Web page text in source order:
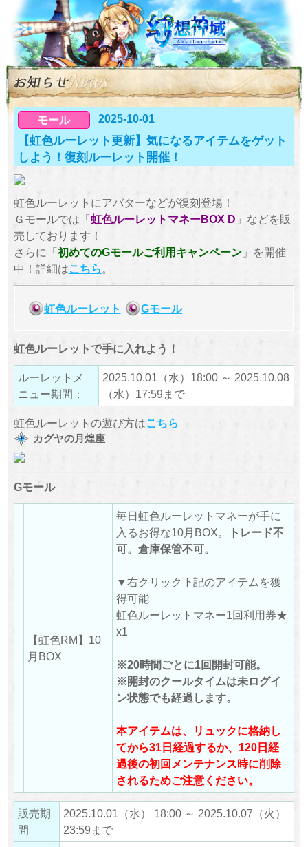
モール 2025-10-01
【虹色ルーレット更新】気になるアイテムをゲット
しよう！復刻ルーレット開催！
虹色ルーレットにアバターなどが復刻登場！
Ｇモールでは「虹色ルーレットマネーBOX D 」などを販
売しております！
さらに「初めてのGモールご利用キャンペーン」を開催
中！詳細はこちら 。
虹色ルーレット Gモール
虹色ルーレットで手に入れよう！
ルーレットメ
ニュー期間：
2025.10.01（水）18:00 ～ 2025.10.08
（水）17:59まで
虹色ルーレットの遊び方はこちら
カグヤの月煌座
Gモール
【虹色RM】10
月BOX
毎日虹色ルーレットマネーが手に
入るお得な10月BOX。
トレード不
可。倉庫保管不可。
▼右クリック下記のアイテムを獲
得可能
虹色ルーレットマネー1回利用券★
x1
※20時間ごとに1回開封可能。
※開封のクールタイムは未ログイ
ン状態でも経過します。
本アイテムは、リュックに格納し
てから31日経過するか、120日経
過後の初回メンテナンス時に削除
されるためご注意ください。
販売期
間
2025.10.01（水） 18:00 ～ 2025.10.07（火）
23:59まで